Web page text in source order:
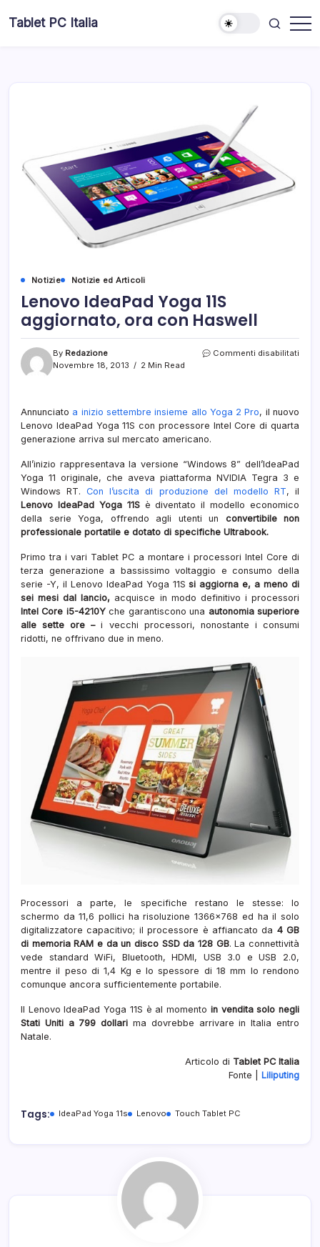
Tablet PC Italia
Notizie Notizie ed Articoli
Lenovo IdeaPad Yoga 11S
aggiornato, ora con Haswell
By Redazione
Novembre 18, 2013
2 Min Read
Commenti disabilitati
Annunciato a inizio settembre insieme allo Yoga 2 Pro, il nuovo
Lenovo IdeaPad Yoga 11S con processore Intel Core di quarta
generazione arriva sul mercato americano.
All’inizio rappresentava la versione “Windows 8” dell’IdeaPad
Yoga 11 originale, che aveva piattaforma NVIDIA Tegra 3 e
Windows RT.Con l’uscita di produzione del modello RT, il
Lenovo IdeaPad Yoga 11Sè diventato il modello economico
della serie Yoga, offrendo agli utenti un convertibile non
professionale portatile e dotato di specifiche Ultrabook.
Primo tra i vari Tablet PC a montare i processori Intel Core di
terza generazione a bassissimo voltaggio e consumo della
serie -Y, il Lenovo IdeaPad Yoga 11Ssi aggiorna e, a meno di
sei mesi dal lancio, acquisce in modo definitivo i processori
Intel Core i5-4210Yche garantiscono una autonomia superiore
alle sette ore –i vecchi processori, nonostante i consumi
ridotti, ne offrivano due in meno.
Processori a parte, le specifiche restano le stesse: lo
schermo da 11,6 pollici ha risoluzione 1366×768 ed ha il solo
digitalizzatore capacitivo; il processore è affiancato da 4 GB
di memoria RAM e da un disco SSD da 128 GB. La connettività
vede standard WiFi, Bluetooth, HDMI, USB 3.0 e USB 2.0,
mentre il peso di 1,4 Kg e lo spessore di 18 mm lo rendono
comunque ancora sufficientemente portabile.
Il Lenovo IdeaPad Yoga 11S è al momento in vendita solo negli
Stati Uniti a 799 dollari ma dovrebbe arrivare in Italia entro
Natale.
Articolo di Tablet PC Italia
Fonte | Liliputing
Tags: IdeaPad Yoga 11s Lenovo Touch Tablet PC